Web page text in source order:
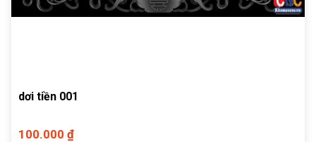
dơi tiền 001
100.000 ₫